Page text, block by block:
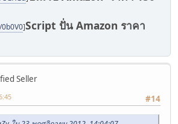
]Script ปั่น Amazon ราคา
Seller
#14